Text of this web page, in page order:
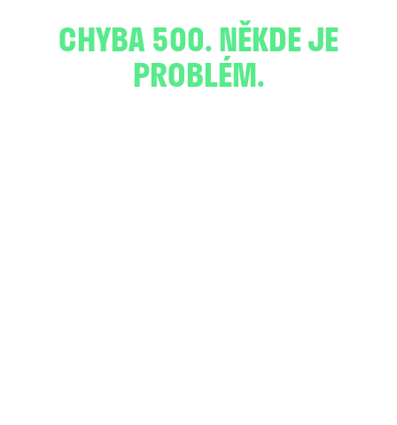
CHYBA 500. NĚKDE JE
PROBLÉM.